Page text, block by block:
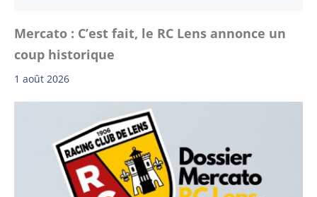
Mercato : C’est fait, le RC Lens annonce un
coup historique
1 août 2026